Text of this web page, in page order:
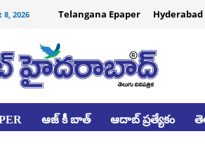
2026 Telangana Epaper
ఆజ్ కీ బాత్ ఆదాబ్ ప్రత్యేకం